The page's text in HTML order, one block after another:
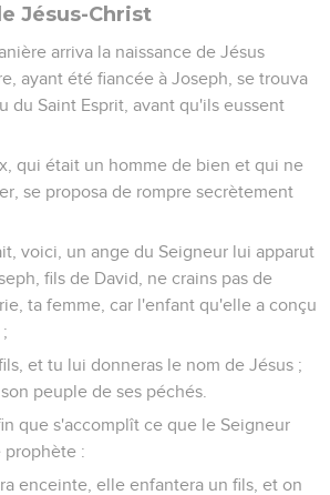
Jésus-Christ
arriva la naissance de Jésus
ayant été fiancée à Joseph, se trouva
du Saint Esprit, avant qu'ils eussent
qui était un homme de bien et qui ne
se proposa de rompre secrètement
voici, un ange du Seigneur lui apparut
fils de David, ne crains pas de
ta femme, car l'enfant qu'elle a conçu
et tu lui donneras le nom de Jésus ;
peuple de ses péchés.
que s'accomplît ce que le Seigneur
prophète :
enceinte, elle enfantera un fils, et on